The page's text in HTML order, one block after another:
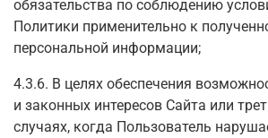
обязательства по соблюдению
Политики применительно к
персональной информации;
4.3.6. В целях обеспечения
и законных интересов Сайта или
случаях, когда Пользователь